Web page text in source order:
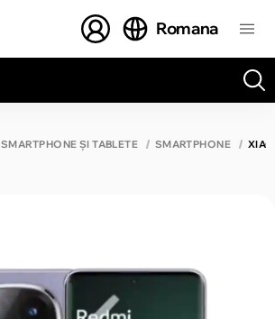
Romana
SMARTPHONE ȘI TABLETE SMARTPHONE